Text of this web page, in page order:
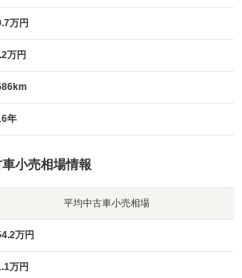
万円
万円
年
小売相場情報
平均中古車小売相場
万円
万円